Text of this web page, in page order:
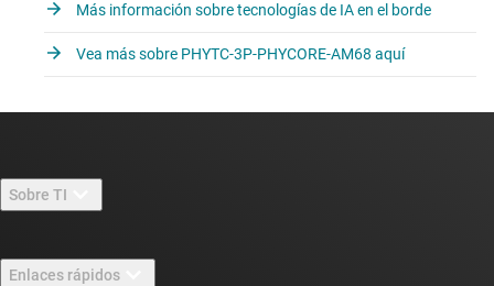
Más información sobre tecnologías de IA en el borde
Vea más sobre PHYTC-3P-PHYCORE-AM68 aquí
Sobre TI
Enlaces rápidos